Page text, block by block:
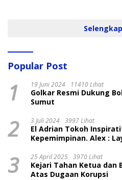
Popular Post
1 19 Juni 2024 11410 Lihat
Golkar Resmi Dukung
Sumut
2 3 Juli 2024 3997 Lihat
El Adrian Tokoh
Kepemimpinan. Alex :
3 25 April 2025 3970 Lihat
Kejari Tahan Ketua dan
Atas Dugaan Korupsi